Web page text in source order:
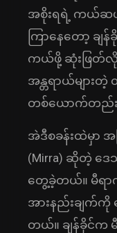
အစိုးရရဲ့ ကယ်ဆယ်
ကြာနေတော့ ခ
ကယ်ဖို့ ဆုံးဖြတ်
အန္တရာယ်များ
တစ်ယောက်တည်း
အဲဒီစခန်းထဲမှာ
(Mirra) ဆိုတဲ့ ဒ
တွေ့ခဲ့တယ်။ မီရာ
အားနည်းချက်ကို
တယ်။ ချန်ခိုင်က